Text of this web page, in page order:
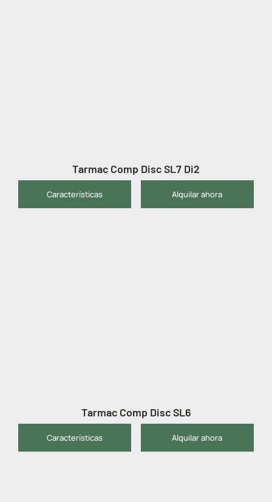
Tarmac Comp Disc SL7 Di2
Características Alquilar ahora
Tarmac Comp Disc SL6
Características Alquilar ahora